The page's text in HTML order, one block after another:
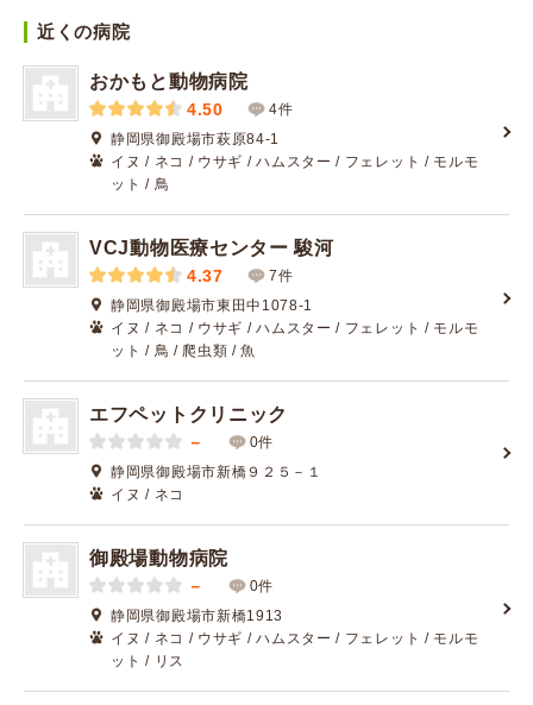
近くの病院
おかもと動物病院
4.50
4件
静岡県御殿場市萩原84-1
イヌ / ネコ / ウサギ / ハムスター / フェレット / モルモ
ット / 鳥
VCJ動物医療センター 駿河
4.37
7件
静岡県御殿場市東田中1078-1
イヌ / ネコ / ウサギ / ハムスター / フェレット / モルモ
ット / 鳥 / 爬虫類 / 魚
エフペットクリニック
－
0件
静岡県御殿場市新橋９２５－１
イヌ / ネコ
御殿場動物病院
－
0件
静岡県御殿場市新橋1913
イヌ / ネコ / ウサギ / ハムスター / フェレット / モルモ
ット / リス